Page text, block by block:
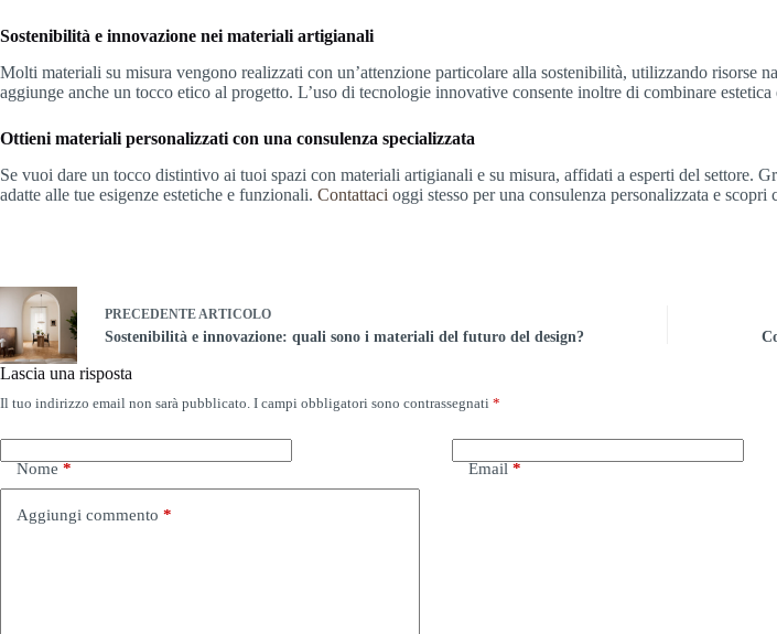
Sostenibilità e innovazione nei materiali artigianali
Molti materiali su misura vengono realizzati con un’attenzione particolare alla sostenibilità, utilizzando risorse
aggiunge anche un tocco etico al progetto. L’uso di tecnologie innovative consente inoltre di combinare
Ottieni materiali personalizzati con una consulenza specializzata
Se vuoi dare un tocco distintivo ai tuoi spazi con materiali artigianali e su misura, affidati a esperti del settore.
adatte alle tue esigenze estetiche e funzionali. Contattaci oggi stesso per una consulenza personalizzata e
PRECEDENTEARTICOLO
Sostenibilità e innovazione: quali sono i materiali del futuro del design?
Lascia una risposta
Il tuo indirizzo email non sarà pubblicato. I campi obbligatori sono contrassegnati *
Nome* Email*
Aggiungi commento *